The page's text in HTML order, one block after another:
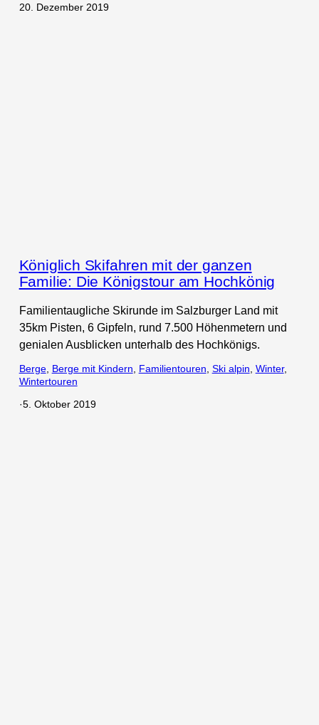
20. Dezember 2019
Königlich Skifahren mit der ganzen
Familie: Die Königstour am Hochkönig
Familientaugliche Skirunde im Salzburger Land mit
35km Pisten, 6 Gipfeln, rund 7.500 Höhenmetern und
genialen Ausblicken unterhalb des Hochkönigs.
Berge, Berge mit Kindern Familientouren Ski alpin Winter
Wintertouren
·5. Oktober 2019